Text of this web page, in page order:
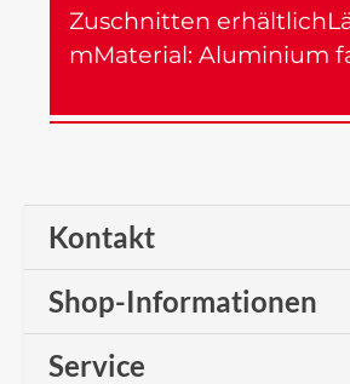
Zuschnitten
mMaterial: Aluminium
Kontakt
Shop-Informationen
Service